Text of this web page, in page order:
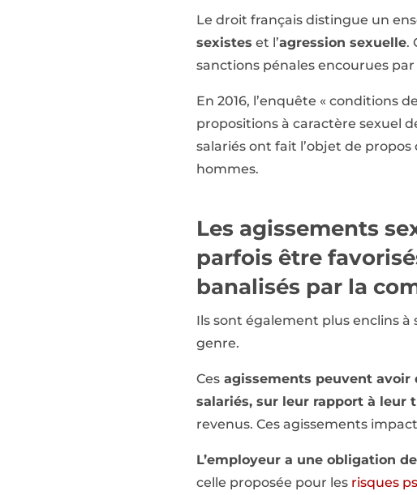
Le droit français distingue un
sexistes et l’agression sexuelle.
sanctions pénales encourues
En 2016, l’enquête « conditions
propositions à caractère sexuel
salariés ont fait l’objet de
hommes.
Les agissements
parfois être
banalisés par la
Ils sont également plus enclins
genre.
Cesagissements peuvent avoir
salariés, sur leur rapport à leur
revenus. Ces agissements
L’employeur a une obligation
celle proposée pour les risques